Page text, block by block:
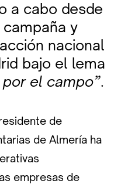
a cabo desde
y
nacional
bajo el lema
el campo”.
de
de Almería ha
empresas de